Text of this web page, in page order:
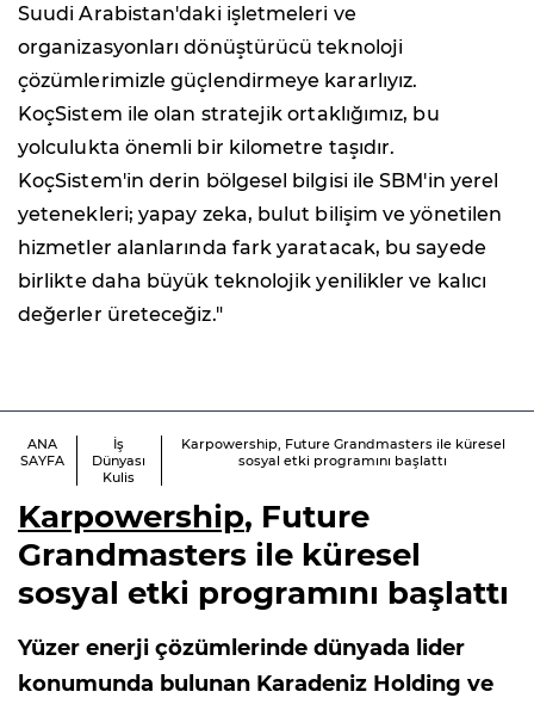
Suudi Arabistan'daki işletmeleri ve
organizasyonları dönüştürücü teknoloji
çözümlerimizle güçlendirmeye kararlıyız.
KoçSistem ile olan stratejik ortaklığımız, bu
yolculukta önemli bir kilometre taşıdır.
KoçSistem'in derin bölgesel bilgisi ile SBM'in yerel
yetenekleri; yapay zeka, bulut bilişim ve yönetilen
hizmetler alanlarında fark yaratacak, bu sayede
birlikte daha büyük teknolojik yenilikler ve kalıcı
değerler üreteceğiz."
ANA
SAYFA
İş
Dünyası
Kulis
Karpowership, Future Grandmasters ile küresel
sosyal etki programını başlattı
Karpowership, Future
Grandmasters ile küresel
sosyal etki programını başlattı
Yüzer enerji çözümlerinde dünyada lider
konumunda bulunan Karadeniz Holding ve